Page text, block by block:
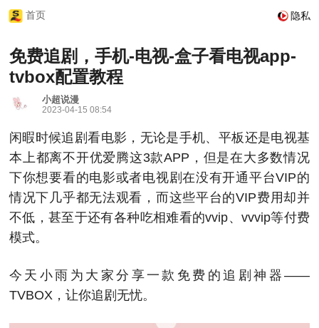
首页 隐私
免费追剧，手机-电视-盒子看电视app-
tvbox配置教程
小超说漫
2023-04-15 08:54
闲暇时候追剧看电影，无论是手机、平板还是电视基
本上都离不开优爱腾这3款APP，但是在大多数情况
下你想要看的电影或者电视剧在没有开通平台VIP的
情况下几乎都无法观看，而这些平台的VIP费用却并
不低，甚至于还有各种吃相难看的vvip、vvvip等付费
模式。
今天小雨为大家分享一款免费的追剧神器——
TVBOX，让你追剧无忧。